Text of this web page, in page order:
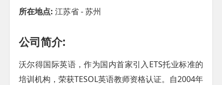
所在地点: 江苏省 - 苏州
公司简介:
沃尔得国际英语，作为国内首家引入ETS托业标准的
培训机构，荣获TESOL英语教师资格认证。自2004年